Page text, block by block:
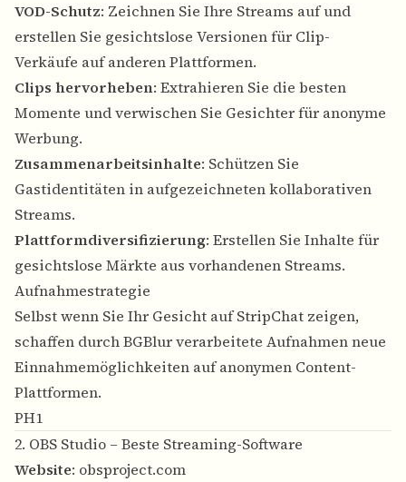
VOD-Schutz: Zeichnen Sie Ihre Streams auf und
erstellen Sie gesichtslose Versionen für Clip-
Verkäufe auf anderen Plattformen.
Clips hervorheben: Extrahieren Sie die besten
Momente und verwischen Sie Gesichter für anonyme
Werbung.
Zusammenarbeitsinhalte: Schützen Sie
Gastidentitäten in aufgezeichneten kollaborativen
Streams.
Plattformdiversifizierung: Erstellen Sie Inhalte für
gesichtslose Märkte aus vorhandenen Streams.
Aufnahmestrategie
Selbst wenn Sie Ihr Gesicht auf StripChat zeigen,
schaffen durch BGBlur verarbeitete Aufnahmen neue
Einnahmemöglichkeiten auf anonymen Content-
Plattformen.
PH1
2. OBS Studio – Beste Streaming-Software
Website: obsproject.com